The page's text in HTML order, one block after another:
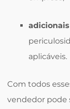
aplicáveis.
Com todos
vendedor pode